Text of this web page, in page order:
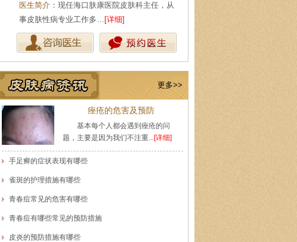
医生简介：现任海口肤康医院皮肤科主任，从
事皮肤性病专业工作多… [详细]
更多>>
痤疮的危害及预防
基本每个人都会遇到痤疮的问
题，主要是因为我们不注重...[详细]
手足癣的症状表现有哪些
雀斑的护理措施有哪些
青春痘常见的危害有哪些
青春痘有哪些常见的预防措施
皮炎的预防措施有哪些